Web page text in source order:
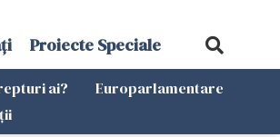
Proiecte Speciale
ai?
Europarlamentare